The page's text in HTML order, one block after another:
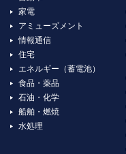
家電
アミューズメント
情報通信
住宅
エネルギー（蓄電池）
食品・薬品
石油・化学
船舶・燃焼
水処理